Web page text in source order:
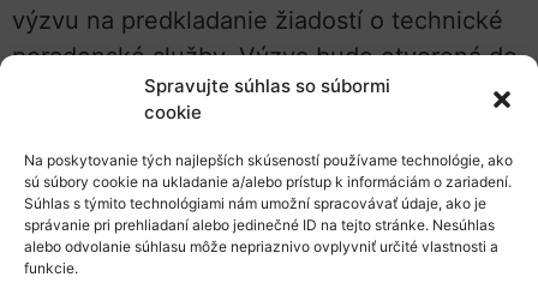
Spravujte súhlas so súbormi
cookie
Na poskytovanie tých najlepších skúseností používame technológie, ako
sú súbory cookie na ukladanie a/alebo prístup k informáciám o zariadení.
Súhlas s týmito technológiami nám umožní spracovávať údaje, ako je
správanie pri prehliadaní alebo jedinečné ID na tejto stránke. Nesúhlas
alebo odvolanie súhlasu môže nepriaznivo ovplyvniť určité vlastnosti a
funkcie.
výzvu na predkladanie žiadostí o technické
poradenské služby. Výzva bude otvorená do
29. apríla 2022a poskytne obciam podporu
pri vypracovanívysokokvalitných
strategických plánov vykurovania a
chladenia na základe nástrojov Hotmaps a
THERMOS, ktoré boli predtým vyvinuté v
rámci projektov programu Horizont 2020.